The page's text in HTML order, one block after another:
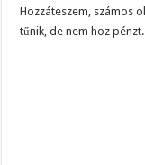
Hozzáteszem, számos
tűnik, de nem hoz